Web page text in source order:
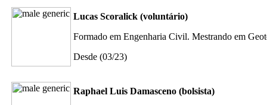
Lucas Scoralick (voluntário)
Formado em Engenharia Civil. Mestrando em
Desde (03/23)
Raphael Luis Damasceno (bolsista)